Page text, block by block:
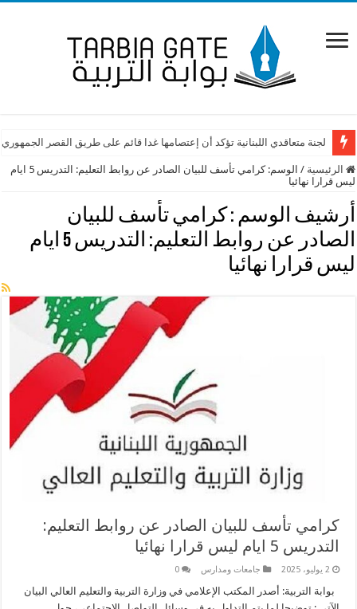
لجنة متعاقدي اللبنانية تؤكد أن إعتصامها غدا قائم على طريق القصر الجمهوري
الرئيسية / الوسم:
كرامي تأسف للبيان الصادر عن روابط التعليم: التدريس 5 ايام
ليس قرارا نهائيا
أرشيف الوسم : كرامي تأسف للبيان
الصادر عن روابط التعليم: التدريس 5 ايام
ليس قرارا نهائيا
كرامي تأسف للبيان الصادر عن روابط التعليم:
التدريس 5 ايام ليس قرارا نهائيا
2 يوليو، 2025 جامعات ومدارس 0
بوابة التربية: أصدر المكتب الإعلامي في وزارة التربية والتعليم العالي البيان